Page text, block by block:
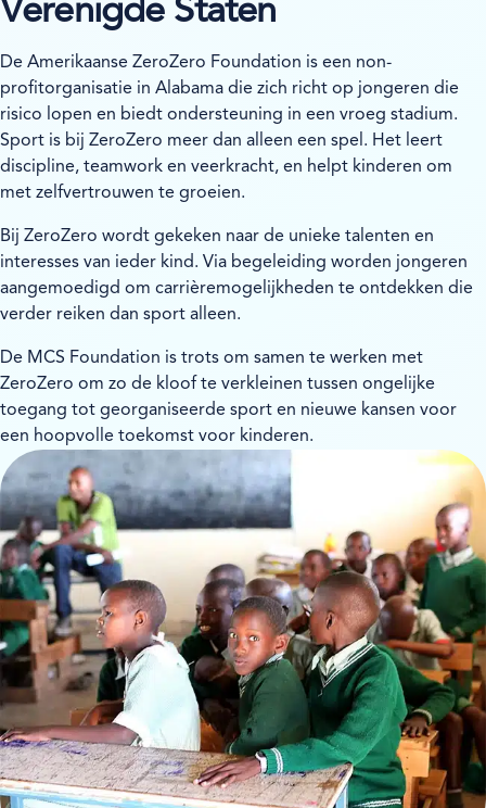
Verenigde Staten
De Amerikaanse ZeroZero Foundation is een non-
profitorganisatie in Alabama die zich richt op jongeren die
risico lopen en biedt ondersteuning in een vroeg stadium.
Sport is bij ZeroZero meer dan alleen een spel. Het leert
discipline, teamwork en veerkracht, en helpt kinderen om
met zelfvertrouwen te groeien.
Bij ZeroZero wordt gekeken naar de unieke talenten en
interesses van ieder kind. Via begeleiding worden jongeren
aangemoedigd om carrièremogelijkheden te ontdekken die
verder reiken dan sport alleen.
De MCS Foundation is trots om samen te werken met
ZeroZero om zo de kloof te verkleinen tussen ongelijke
toegang tot georganiseerde sport en nieuwe kansen voor
een hoopvolle toekomst voor kinderen.